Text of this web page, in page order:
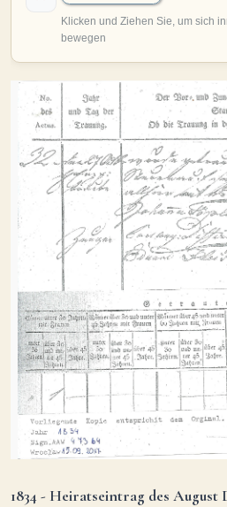
MITMACHEN
Personen-Suche
Lesezeichen Personendaten
Benutzer-Login beantragen
SPRACHE / LANGUAGE
Deutsch English
1834 - Heiratseintrag des